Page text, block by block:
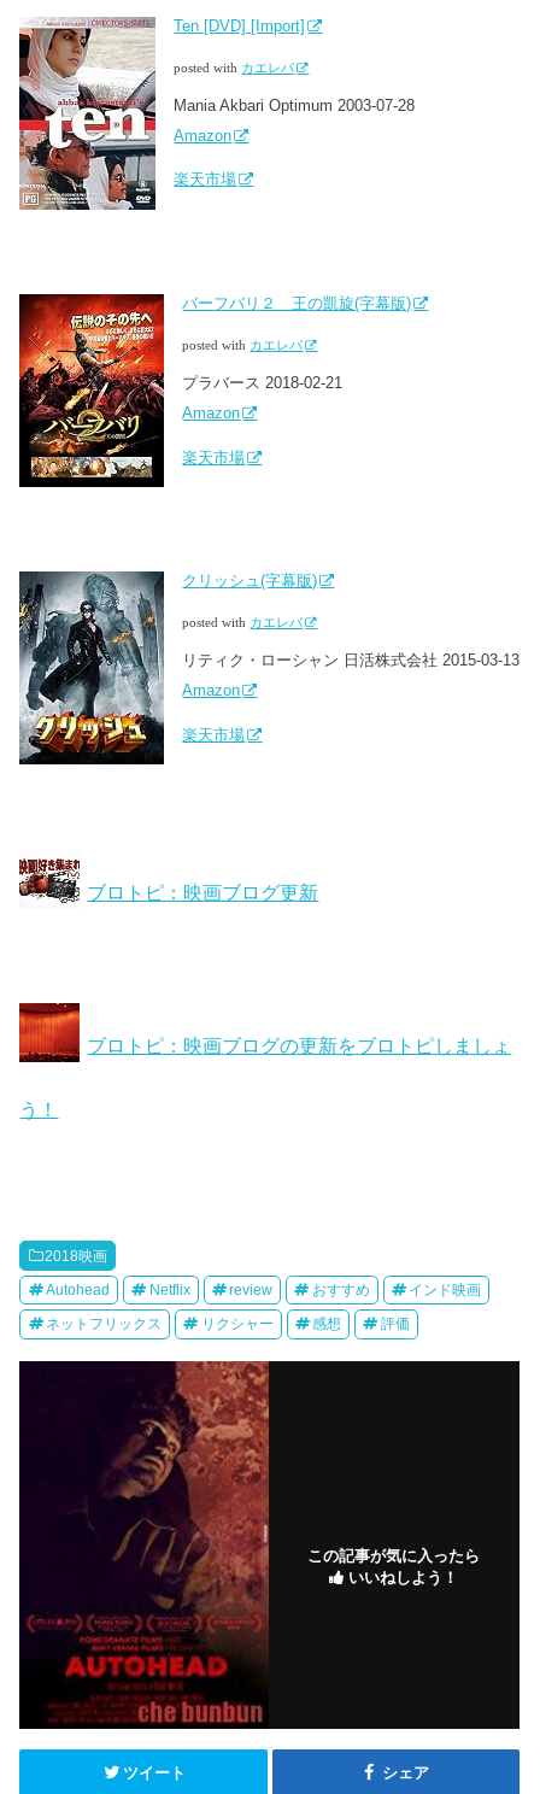
Ten [DVD] [Import]
posted with カエレバ
Mania Akbari Optimum 2003-07-28
Amazon
楽天市場
バーフバリ２ 王の凱旋(字幕版)
posted with カエレバ
プラバース 2018-02-21
Amazon
楽天市場
クリッシュ(字幕版)
posted with カエレバ
リティク・ローシャン 日活株式会社 2015-03-13
Amazon
楽天市場
ブロトピ：映画ブログ更新
ブロトピ：映画ブログの更新をブロトピしましょ
う！
2018映画
Autohead Netflix review おすすめ インド映画
ネットフリックス リクシャー 感想 評価
この記事が気に入ったら
いいねしよう！
ツイート シェア